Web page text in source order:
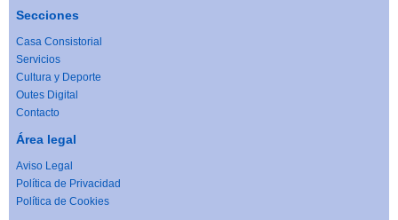
Secciones
Casa Consistorial
Servicios
Cultura y Deporte
Outes Digital
Contacto
Área legal
Aviso Legal
Política de Privacidad
Política de Cookies